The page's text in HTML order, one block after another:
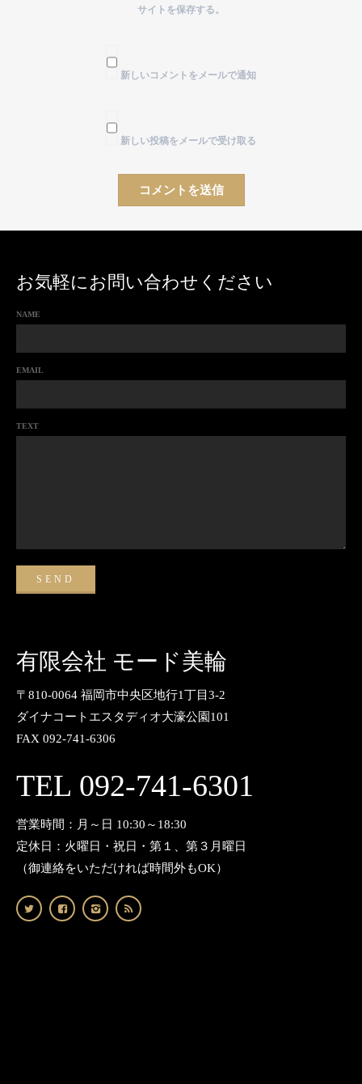
サイトを保存する。
新しいコメントをメールで通知
新しい投稿をメールで受け取る
お気軽にお問い合わせください
NAME
EMAIL
TEXT
有限会社 モード美輪
〒810-0064 福岡市中央区地行1丁目3-2
ダイナコートエスタディオ大濠公園101
FAX 092-741-6306
TEL 092-741-6301
営業時間：月～日 10:30～18:30
定休日：火曜日・祝日・第１、第３月曜日
（御連絡をいただければ時間外もOK）